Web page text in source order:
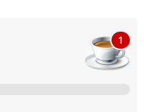
1